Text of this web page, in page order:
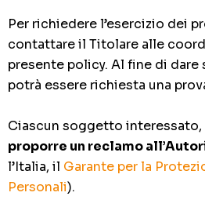
Per richiedere l’esercizio dei
contattare il Titolare alle
presente policy. Al fine di
potrà essere richiesta una
Ciascun soggetto
proporre un reclamo
l’Italia, il Garante per la
Personali).